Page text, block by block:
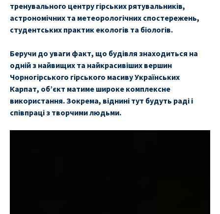
тренувального центру гірських рятувальників,
астрономічних та метеорологічних спостережень,
студентських практик екологів та біологів.
Беручи до уваги факт, що будівля знаходиться на
одній з найвищих та найкрасивіших вершин
Чорногірського гірського масиву Українських
Карпат, об’єкт матиме широке комплексне
використання. Зокрема, віднині тут будуть раді і
співпраці з творчими людьми.